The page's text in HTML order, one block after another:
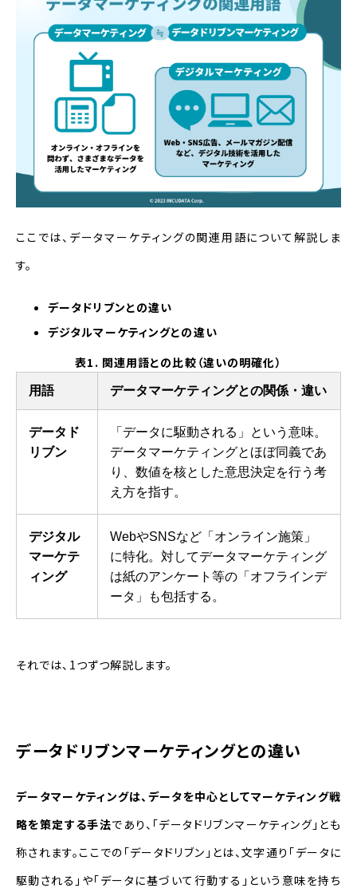
ここでは、データマーケティングの関連用語について解説しま
す。
データドリブンとの違い
デジタルマーケティングとの違い
表1. 関連用語との比較（違いの明確化）
用語 データマーケティングとの関係・違い
データド
リブン
「データに駆動される」という意味。
データマーケティングとほぼ同義であ
り、数値を核とした意思決定を行う考
え方を指す。
デジタル
マーケテ
ィング
WebやSNSなど「オンライン施策」
に特化。対してデータマーケティング
は紙のアンケート等の「オフラインデ
ータ」も包括する。
それでは、1つずつ解説します。
データドリブンマーケティングとの違い
データマーケティングは、データを中心としてマーケティング戦
略を策定する手法であり、「データドリブンマーケティング」とも
称されます。ここでの「データドリブン」とは、文字通り「データに
駆動される」や「データに基づいて行動する」という意味を持ち